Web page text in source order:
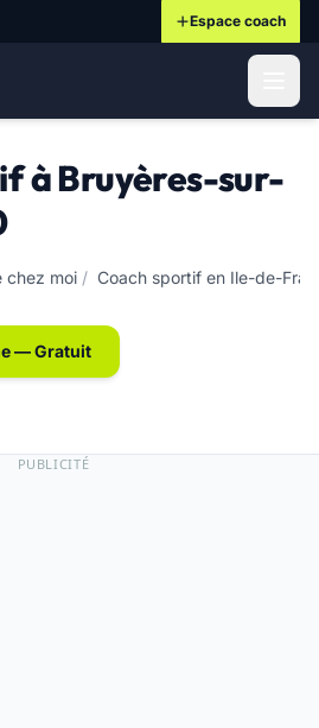
Espace coach
à Bruyères-sur-
chez moi / Coach sportif en Ile-de-
— Gratuit
PUBLICITÉ